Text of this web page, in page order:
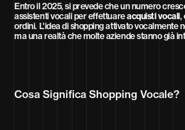
Entro il 2025, si prevede che un numero
assistenti vocali per effettuareacquisti vocali,
ordini. L'idea di shopping attivato vocalmente
ma una realtà che molte aziende stanno già
Cosa Significa Shopping Vocale?